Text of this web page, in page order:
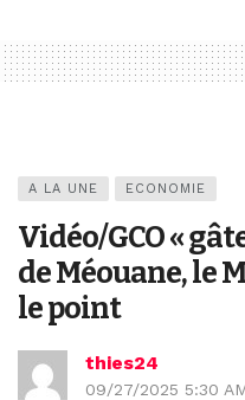
A LA UNE ECONOMIE
Vidéo/GCO «
de Méouane, le
le point
thies24
09/27/2025 5:30